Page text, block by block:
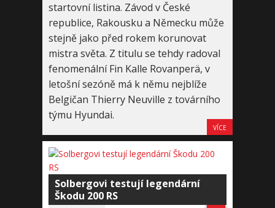
startovní listina. Závod v České
republice, Rakousku a Německu může
stejně jako před rokem korunovat
mistra světa. Z titulu se tehdy radoval
fenomenální Fin Kalle Rovanperä, v
letošní sezóně má k němu nejblíže
Belgičan Thierry Neuville z továrního
týmu Hyundai.
VÍCE
Solbergovi testují legendární
Škodu 200 RS